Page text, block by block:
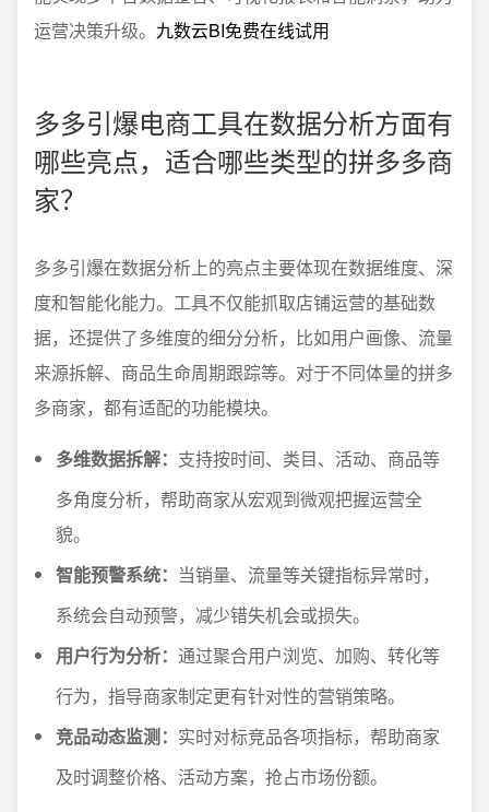
运营决策升级。 九数云BI免费在线试用
多多引爆电商工具在数据分析方面有
哪些亮点，适合哪些类型的拼多多商
家？
多多引爆在数据分析上的亮点主要体现在数据维度、深
度和智能化能力。工具不仅能抓取店铺运营的基础数
据，还提供了多维度的细分分析，比如用户画像、流量
来源拆解、商品生命周期跟踪等。对于不同体量的拼多
多商家，都有适配的功能模块。
多维数据拆解： 支持按时间、类目、活动、商品等
多角度分析，帮助商家从宏观到微观把握运营全
貌。
智能预警系统： 当销量、流量等关键指标异常时，
系统会自动预警，减少错失机会或损失。
用户行为分析： 通过聚合用户浏览、加购、转化等
行为，指导商家制定更有针对性的营销策略。
竞品动态监测： 实时对标竞品各项指标，帮助商家
及时调整价格、活动方案，抢占市场份额。